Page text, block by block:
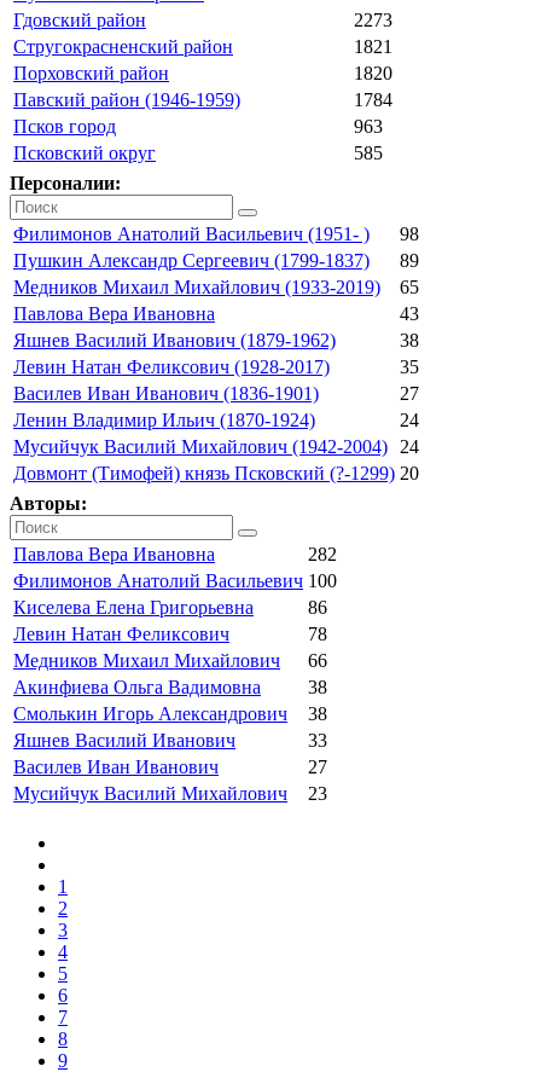
Гдовский район
2273
Стругокрасненский район
1821
Порховский район
1820
Павский район (1946-1959)
1784
Псков город
963
Псковский округ
585
Персоналии:
Филимонов Анатолий Васильевич (1951- )
98
Пушкин Александр Сергеевич (1799-1837)
89
Медников Михаил Михайлович (1933-2019)
65
Павлова Вера Ивановна
43
Яшнев Василий Иванович (1879-1962)
38
Левин Натан Феликсович (1928-2017)
35
Василев Иван Иванович (1836-1901)
27
Ленин Владимир Ильич (1870-1924)
24
Мусийчук Василий Михайлович (1942-2004)
24
Довмонт (Тимофей) князь Псковский (?-1299) 20
Авторы:
Павлова Вера Ивановна
282
Филимонов Анатолий Васильевич 100
Киселева Елена Григорьевна
86
Левин Натан Феликсович
78
Медников Михаил Михайлович
66
Акинфиева Ольга Вадимовна
38
Смолькин Игорь Александрович
38
Яшнев Василий Иванович
33
Василев Иван Иванович
27
Мусийчук Василий Михайлович
23
1
2
3
4
5
6
7
8
9